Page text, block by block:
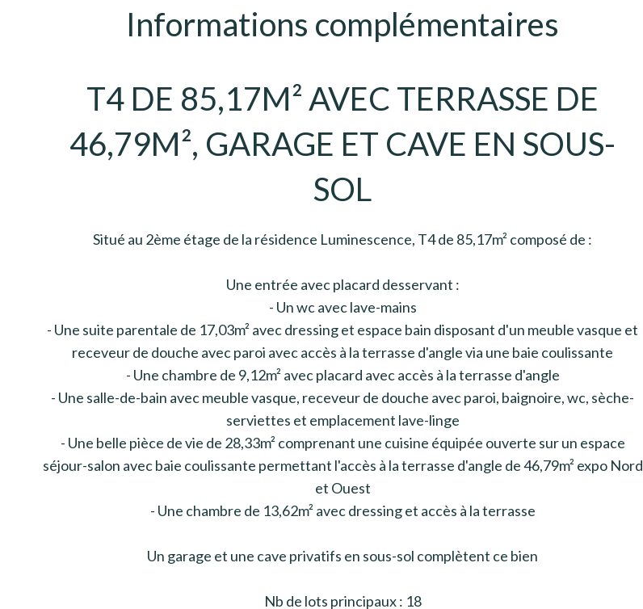
Informations complémentaires
T4 DE 85,17M² AVEC TERRASSE DE
46,79M², GARAGE ET CAVE EN SOUS-
SOL
Situé au 2ème étage de la résidence Luminescence, T4 de 85,17m² composé de :
Une entrée avec placard desservant :
- Un wc avec lave-mains
- Une suite parentale de 17,03m² avec dressing et espace bain disposant d'un meuble vasque et
receveur de douche avec paroi avec accès à la terrasse d'angle via une baie coulissante
- Une chambre de 9,12m² avec placard avec accès à la terrasse d'angle
- Une salle-de-bain avec meuble vasque, receveur de douche avec paroi, baignoire, wc, sèche-
serviettes et emplacement lave-linge
- Une belle pièce de vie de 28,33m² comprenant une cuisine équipée ouverte sur un espace
séjour-salon avec baie coulissante permettant l'accès à la terrasse d'angle de 46,79m² expo Nord
et Ouest
- Une chambre de 13,62m² avec dressing et accès à la terrasse
Un garage et une cave privatifs en sous-sol complètent ce bien
Nb de lots principaux : 18